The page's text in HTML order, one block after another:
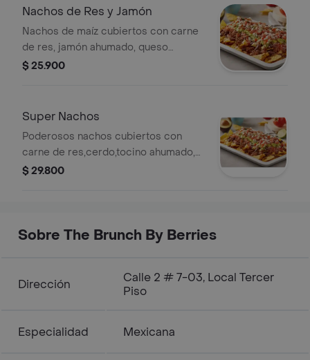
Nachos de Res y Jamón
Nachos de maíz cubiertos con carne
de res, jamón ahumado, queso
mozzarella, pico de gallo, lechuga,
$ 25.900
Super Nachos
Poderosos nachos cubiertos con
carne de res,cerdo,tocino ahumado,
queso mozzarella,pico de
$ 29.800
Sobre The Brunch By Berries
Dirección
Calle 2 # 7-03, Local Tercer
Piso
Especialidad Mexicana